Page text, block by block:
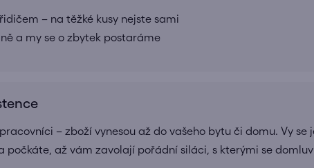
– na těžké kusy nejste sami
a my se o zbytek postaráme
– zboží vynesou až do vašeho bytu či domu. Vy
počkáte, až vám zavolají pořádní siláci, s kterými se